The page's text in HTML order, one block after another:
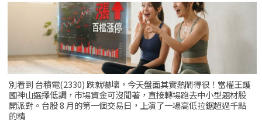
別看到 台積電(2330) 跌就嚇壞，今天盤面其實熱鬧得很！當權王護
國神山選擇低調，市場資金可沒閒著，直接轉場跑去中小型題材股
開派對。台股 8 月的第一個交易日，上演了一場高低拉鋸超過千點
的精